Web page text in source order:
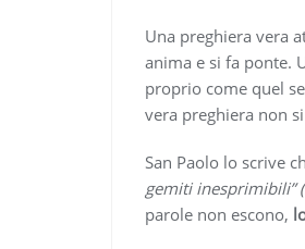
Una preghiera vera
anima e si fa ponte.
proprio come quel
vera preghiera non
San Paolo lo scrive
gemiti inesprimibili”
parole non escono,